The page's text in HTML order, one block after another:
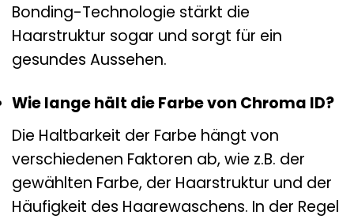
Bonding-Technologie stärkt die
Haarstruktur sogar und sorgt für ein
gesundes Aussehen.
Wie lange hält die Farbe von Chroma ID?
Die Haltbarkeit der Farbe hängt von
verschiedenen Faktoren ab, wie z.B. der
gewählten Farbe, der Haarstruktur und der
Häufigkeit des Haarewaschens. In der Regel